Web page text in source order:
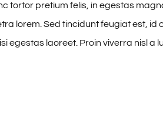
tortor pretium felis, in egestas
lorem. Sed tincidunt feugiat est, id
egestas laoreet. Proin viverra nisl a